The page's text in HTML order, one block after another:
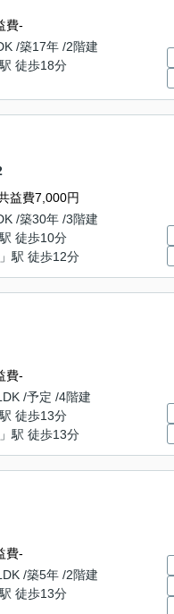
費-
/築17年 /2階建
駅 徒歩18分
益費7,000円
/築30年 /3階建
駅 徒歩10分
」駅 徒歩12分
費-
/予定 /4階建
駅 徒歩13分
」駅 徒歩13分
費-
/築5年 /2階建
駅 徒歩13分